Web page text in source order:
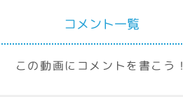
コメント一覧
この動画にコメントを書こう！